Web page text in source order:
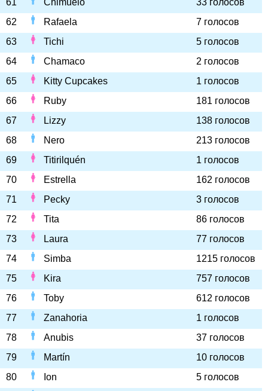
61 Chimuelo
33 голосов
62
Rafaela
7 голосов
63
Tichi
5 голосов
64
Chamaco
2 голосов
65
Kitty Cupcakes
1 голосов
66
Ruby
181 голосов
67
Lizzy
138 голосов
68
Nero
213 голосов
69
Titirilquén
1 голосов
70
Estrella
162 голосов
71
Pecky
3 голосов
72
Tita
86 голосов
73
Laura
77 голосов
74
Simba
1215 голосов
75
Kira
757 голосов
76
Toby
612 голосов
77
Zanahoria
1 голосов
78
Anubis
37 голосов
79
Martín
10 голосов
80
Ion
5 голосов